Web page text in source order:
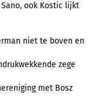
Sano, ook Kostic lijkt
niet te boven en
zege
met Bosz